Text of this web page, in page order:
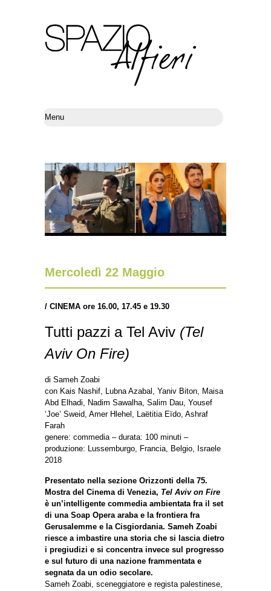
Mercoledì 22 Maggio
/ CINEMA ore 16.00, 17.45 e 19.30
Tutti pazzi a Tel Aviv (Tel
Aviv On Fire)
di Sameh Zoabi
con Kais Nashif, Lubna Azabal, Yaniv Biton, Maisa
Abd Elhadi, Nadim Sawalha, Salim Dau, Yousef
‘Joe’ Sweid, Amer Hlehel, Laëtitia Eïdo, Ashraf
Farah
genere: commedia – durata: 100 minuti –
produzione: Lussemburgo, Francia, Belgio, Israele
2018
Presentato nella sezione Orizzonti della 75.
Mostra del Cinema di Venezia, Tel Aviv on Fire
è un’intelligente commedia ambientata fra il set
di una Soap Opera araba e la frontiera fra
Gerusalemme e la Cisgiordania. Sameh Zoabi
riesce a imbastire una storia che si lascia dietro
i pregiudizi e si concentra invece sul progresso
e sul futuro di una nazione frammentata e
segnata da un odio secolare.
Sameh Zoabi, sceneggiatore e regista palestinese,